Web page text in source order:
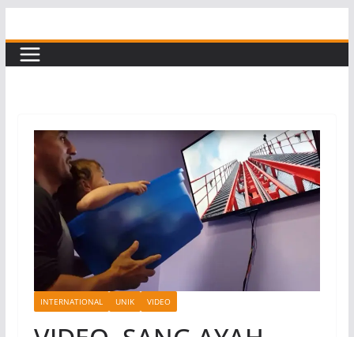
to
content
INTERNATIONAL UNIK VIDEO